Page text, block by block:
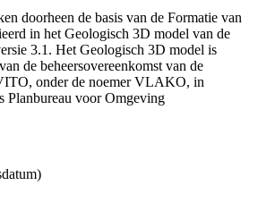
doorheen de basis van de Formatie van
in het Geologisch 3D model van de
3.1. Het Geologisch 3D model is
de beheersovereenkomst van de
onder de noemer VLAKO, in
Planbureau voor Omgeving